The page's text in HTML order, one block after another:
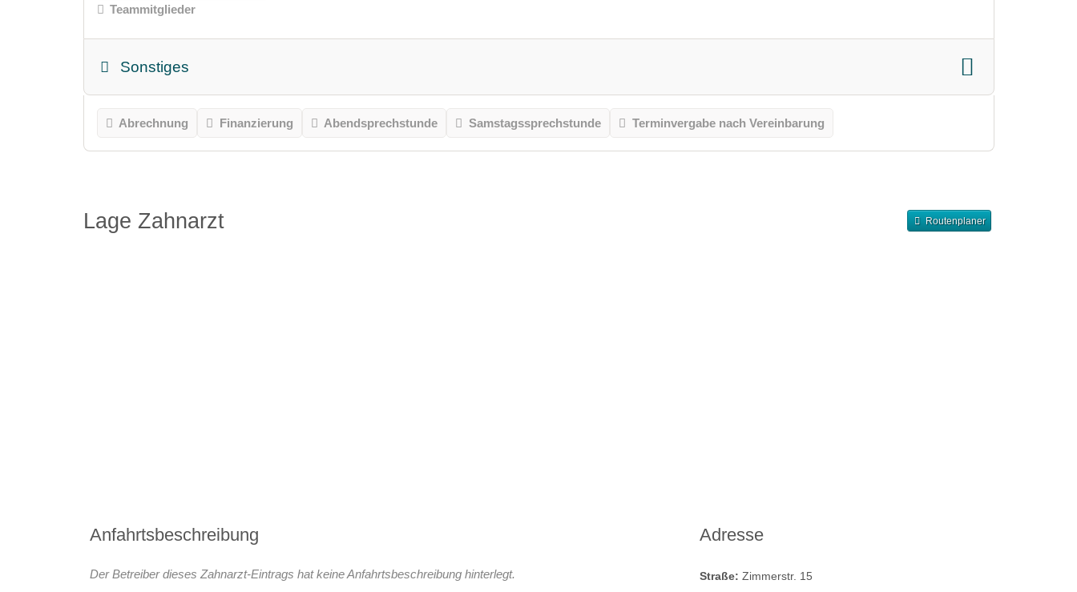
Teammitglieder
Sonstiges
Abrechnung Finanzierung Abendsprechstunde Samstagssprechstunde Terminvergabe nach Vereinbarung
Lage Zahnarzt Routenplaner
Anfahrtsbeschreibung
Der Betreiber dieses Zahnarzt-Eintrags hat keine Anfahrtsbeschreibung hinterlegt.
Adresse
Straße:Zimmerstr. 15